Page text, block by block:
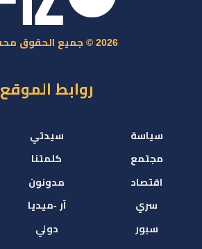
2026 © جميع الحقوق محفوظة
روابط الموقع
سياسة
مجتمع
اقتصاد
سري
سبور
سيدتي
كلمتنا
مدونون
آر -ميديا
دولي